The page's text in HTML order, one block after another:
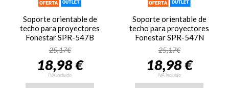
Soporte orientable de
techo para proyectores
Fonestar SPR-547B
25,17€
18,98 €
IVA incluido
Soporte orientable de
techo para proyectores
Fonestar SPR-547N
25,17€
18,98 €
IVA incluido